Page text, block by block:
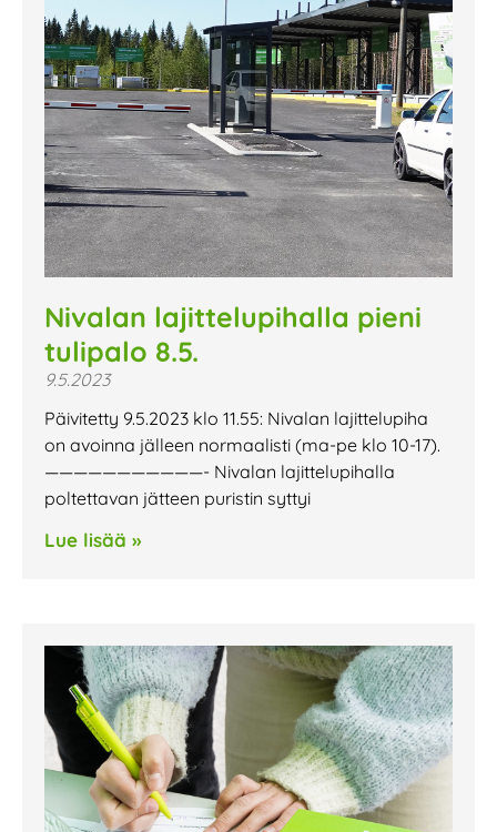
Nivalan lajittelupihalla pieni
tulipalo 8.5.
9.5.2023
Päivitetty 9.5.2023 klo 11.55: Nivalan lajittelupiha
on avoinna jälleen normaalisti (ma-pe klo 10-17).
———————————- Nivalan lajittelupihalla
poltettavan jätteen puristin syttyi
Lue lisää »